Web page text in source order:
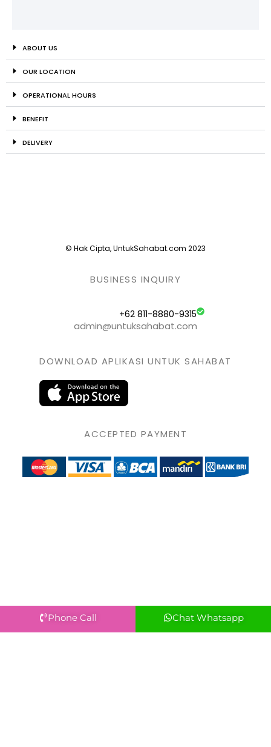
ABOUT US
OUR LOCATION
OPERATIONAL HOURS
BENEFIT
DELIVERY
© Hak Cipta, UntukSahabat.com 2023
BUSINESS INQUIRY
+62 811-8880-9315
admin@untuksahabat.com
DOWNLOAD APLIKASI UNTUK SAHABAT
ACCEPTED PAYMENT
Phone Call Chat Whatsapp